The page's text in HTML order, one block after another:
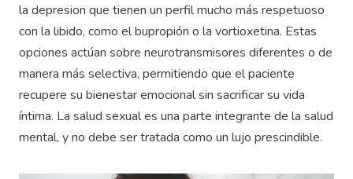
la depresion que tienen un perfil mucho más respetuoso
con la libido, como el bupropión o la vortioxetina. Estas
opciones actúan sobre neurotransmisores diferentes o de
manera más selectiva, permitiendo que el paciente
recupere su bienestar emocional sin sacrificar su vida
íntima. La salud sexual es una parte integrante de la salud
mental, y no debe ser tratada como un lujo prescindible.